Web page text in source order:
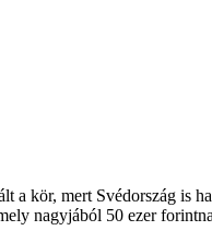
a kör, mert Svédország is
nagyjából 50 ezer